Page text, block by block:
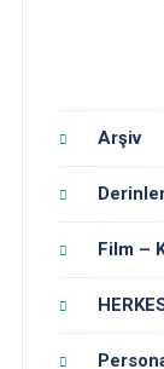
Arşiv
Film –